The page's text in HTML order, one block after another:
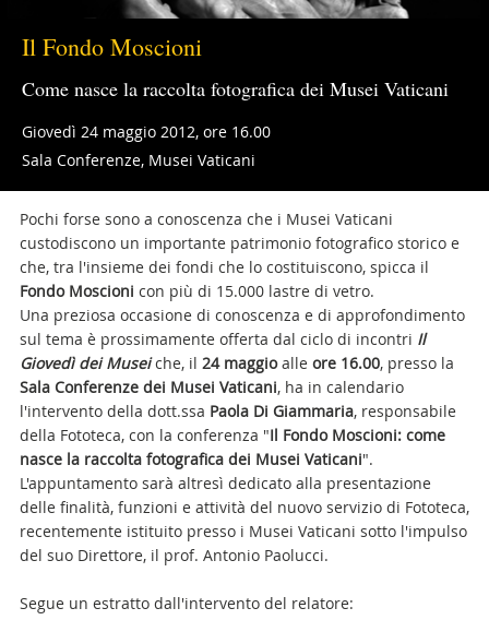
Il Fondo Moscioni
Come nasce la raccolta fotografica dei Musei Vaticani
Giovedì 24 maggio 2012, ore 16.00
Sala Conferenze, Musei Vaticani
Pochi forse sono a conoscenza che i Musei Vaticani
custodiscono un importante patrimonio fotografico storico e
che, tra l'insieme dei fondi che lo costituiscono, spicca il
Fondo Moscioni con più di 15.000 lastre di vetro.
Una preziosa occasione di conoscenza e di approfondimento
sul tema è prossimamente offerta dal ciclo di incontri Il
Giovedì dei Museiche, il 24 maggioalle ore 16.00, presso la
Sala Conferenze dei Musei Vaticani, ha in calendario
l'intervento della dott.ssa Paola Di Giammaria, responsabile
della Fototeca, con la conferenza "Il Fondo Moscioni: come
nasce la raccolta fotografica dei Musei Vaticani".
L'appuntamento sarà altresì dedicato alla presentazione
delle finalità, funzioni e attività del nuovo servizio di Fototeca,
recentemente istituito presso i Musei Vaticani sotto l'impulso
del suo Direttore, il prof. Antonio Paolucci.
Segue un estratto dall'intervento del relatore: